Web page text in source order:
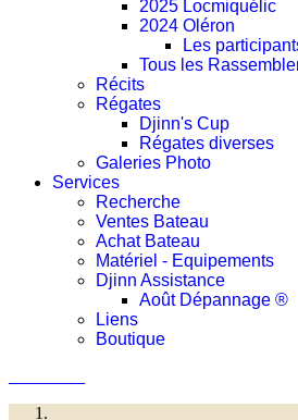
2025 Locmiquélic
2024 Oléron
Les
Tous les
Récits
Régates
Djinn's Cup
Régates diverses
Galeries Photo
Services
Recherche
Ventes Bateau
Achat Bateau
Matériel - Equipements
Djinn Assistance
Août Dépannage ®
Liens
Boutique